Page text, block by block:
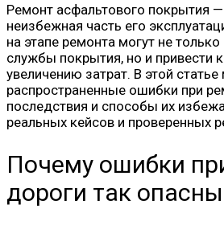
Ремонт асфальтового покрытия
неизбежная часть его
на этапе ремонта могут не
службы покрытия, но и привести
увеличению затрат. В этой
распространенные ошибки при
последствия и способы их
реальных кейсов и проверенных
Почему ошибки
дороги так